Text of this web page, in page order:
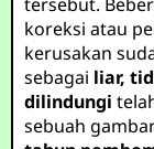
koreksi atau
kerusakan
sebagai liar,
dilindungi
sebuah